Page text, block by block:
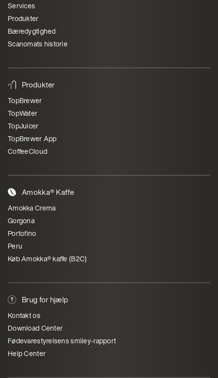
Services
Produkter
Bæredygtighed
Scanomats historie
Produkter
TopBrewer
TopWater
TopJuicer
TopBrewer App
CoffeeCloud
Amokka® Kaffe
Amokka Crema
Gorgona
Portofino
Peru
Køb Amokka® kaffe (B2C)
Brug for hjælp
Kontakt os
Download Center
Fødevarestyrelsens smiley-rapport
Help Center